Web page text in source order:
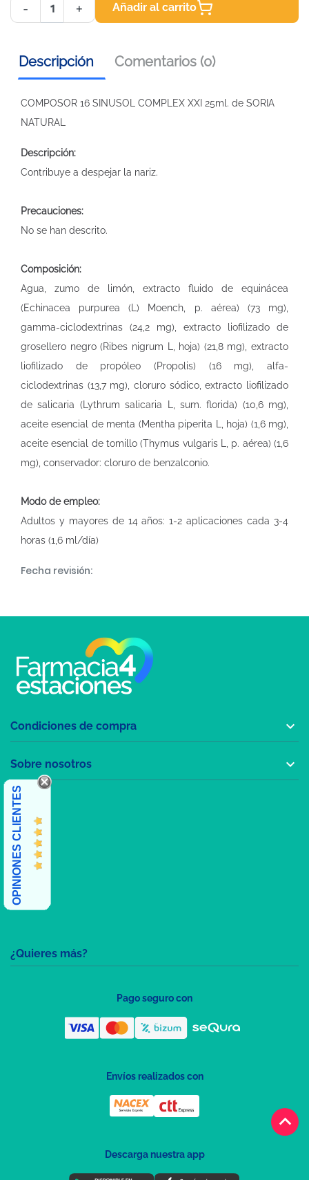
- + Añadir al carrito
Descripción Comentarios (0)
COMPOSOR 16 SINUSOL COMPLEX XXI 25ml. de SORIA
NATURAL
Descripción:
Contribuye a despejar la nariz.
Precauciones:
No se han descrito.
Composición:
Agua, zumo de limón, extracto fluido de equinácea
(Echinacea purpurea (L) Moench, p. aérea) (73 mg),
gamma-ciclodextrinas (24,2 mg), extracto liofilizado de
grosellero negro (Ribes nigrum L, hoja) (21,8 mg), extracto
liofilizado de propóleo (Propolis) (16 mg), alfa-
ciclodextrinas (13,7 mg), cloruro sódico, extracto liofilizado
de salicaria (Lythrum salicaria L, sum. florida) (10,6 mg),
aceite esencial de menta (Mentha piperita L, hoja) (1,6 mg),
aceite esencial de tomillo (Thymus vulgaris L, p. aérea) (1,6
mg), conservador: cloruro de benzalconio.
Modo de empleo:
Adultos y mayores de 14 años: 1-2 aplicaciones cada 3-4
horas (1,6 ml/día)
Fecha revisión:
keyboard_arrow_up
¿Quieres más?
Condiciones de compra 
Sobre nosotros 
OPINIONES CLIENTES
Pago seguro con
Envíos realizados con
Descarga nuestra app